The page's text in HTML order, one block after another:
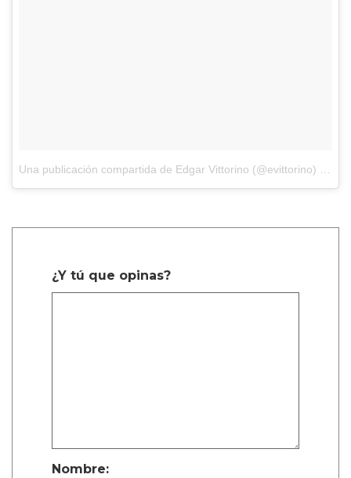
Una publicación compartida de Edgar Vittorino (@evittorino)
¿Y tú que opinas?
Nombre: